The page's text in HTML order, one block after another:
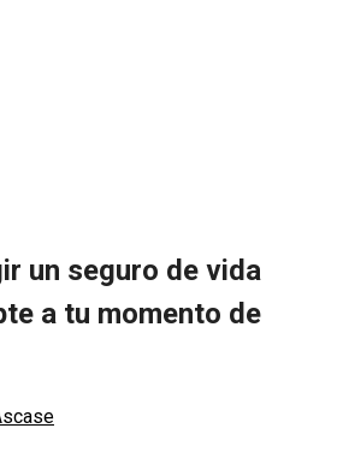
un seguro de vida
a tu momento de